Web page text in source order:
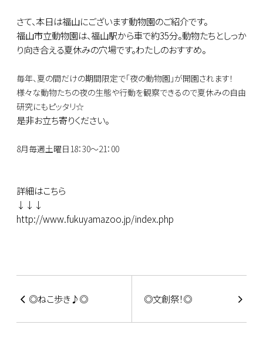
さて、本日は福山にございます動物園のご紹介です。
福山市立動物園は、福山駅から車で約35分。動物たちとしっか
り向き合える夏休みの穴場です。わたしのおすすめ。
毎年、夏の間だけの期間限定で「夜の動物園」が開園されます！
様々な動物たちの夜の生態や行動を観察できるので夏休みの自由
研究にもピッタリ☆
是非お立ち寄りください。
8月毎週土曜日18：30～21：00
詳細はこちら
↓↓↓
http://www.fukuyamazoo.jp/index.php
◎ねこ歩き♪◎ ◎文創祭！◎